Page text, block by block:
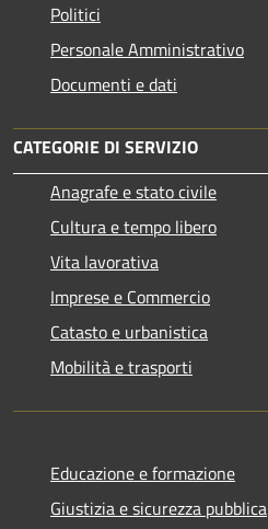
Politici
Personale Amministrativo
Documenti e dati
CATEGORIE DI SERVIZIO
Anagrafe e stato civile
Cultura e tempo libero
Vita lavorativa
Imprese e Commercio
Catasto e urbanistica
Mobilità e trasporti
Educazione e formazione
Giustizia e sicurezza pubblica